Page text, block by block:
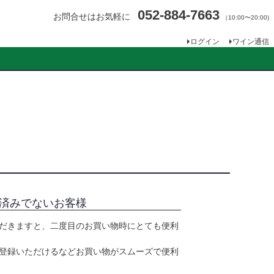
お問合せはお気軽に 052-884-7663 （10:00〜20:00)
ログイン ワイン通信
みでないお客様
きますと、二度目のお買い物時にとても便利
録いただけるなどお買い物がスムーズで便利